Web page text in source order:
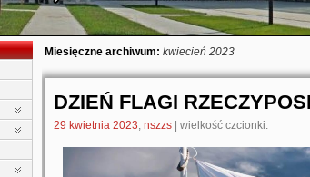
Miesięczne archiwum: kwiecień 2023
DZIEŃ FLAGI
29 kwietnia 2023, nszzs wielkość czcionki: